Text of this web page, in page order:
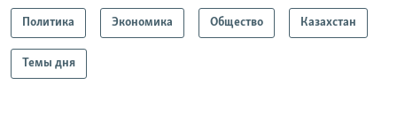
Политика Экономика Общество Казахстан
Темы дня